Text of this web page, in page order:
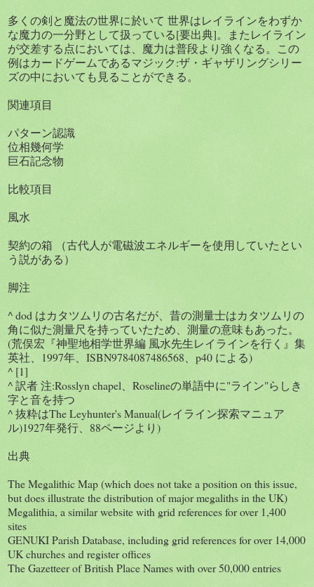
多くの剣と魔法の世界に於いて 世界はレイラインをわずか
な魔力の一分野として扱っている[要出典]。またレイライン
が交差する点においては、魔力は普段より強くなる。この
例はカードゲームであるマジック:ザ・ギャザリングシリー
ズの中においても見ることができる。
関連項目
パターン認識
位相幾何学
巨石記念物
比較項目
風水
契約の箱 （古代人が電磁波エネルギーを使用していたとい
う説がある）
脚注
^ dod はカタツムリの古名だが、昔の測量士はカタツムリの
角に似た測量尺を持っていたため、測量の意味もあった。
(荒俣宏『神聖地相学世界編 風水先生レイラインを行く』集
英社、1997年、ISBN9784087486568、p40 による)
^ [1]
^ 訳者 注:Rosslyn chapel、Roselineの単語中に"ライン"らしき
字と音を持つ
^ 抜粋はThe Leyhunter's Manual(レイライン探索マニュア
ル)1927年発行、88ページより)
出典
The Megalithic Map (which does not take a position on this issue,
but does illustrate the distribution of major megaliths in the UK)
Megalithia, a similar website with grid references for over 1,400
sites
GENUKI Parish Database, including grid references for over 14,000
UK churches and register offices
The Gazetteer of British Place Names with over 50,000 entries